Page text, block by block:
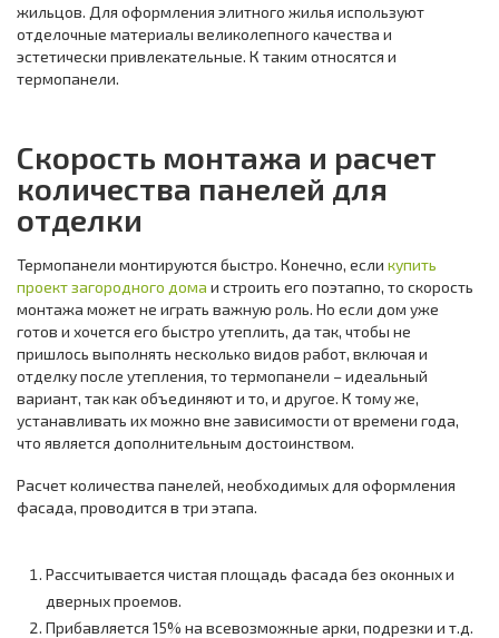
жильцов. Для оформления элитного жилья используют
отделочные материалы великолепного качества и
эстетически привлекательные. К таким относятся и
термопанели.
Скорость монтажа и расчет
количества панелей для
отделки
Термопанели монтируются быстро. Конечно, если купить
проект загородного дома и строить его поэтапно, то скорость
монтажа может не играть важную роль. Но если дом уже
готов и хочется его быстро утеплить, да так, чтобы не
пришлось выполнять несколько видов работ, включая и
отделку после утепления, то термопанели – идеальный
вариант, так как объединяют и то, и другое. К тому же,
устанавливать их можно вне зависимости от времени года,
что является дополнительным достоинством.
Расчет количества панелей, необходимых для оформления
фасада, проводится в три этапа.
Рассчитывается чистая площадь фасада без оконных и
дверных проемов.
Прибавляется 15% на всевозможные арки, подрезки и т.д.